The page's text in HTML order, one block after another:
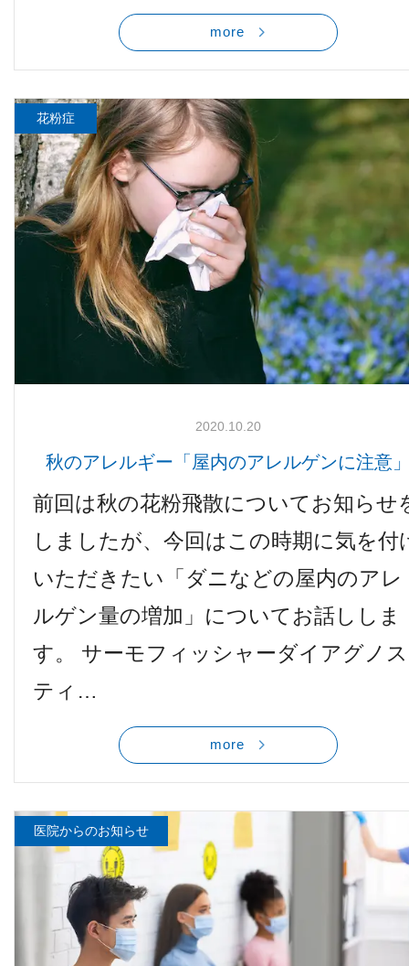
more
花粉症
2020.10.20
秋のアレルギー「屋内のアレルゲンに注意
前回は秋の花粉飛散についてお知らせ
しましたが、今回はこの時期に気を付
いただきたい「ダニなどの屋内のアレ
ルゲン量の増加」についてお話ししま
す。 サーモフィッシャーダイアグノス
ティ…
more
医院からのお知らせ